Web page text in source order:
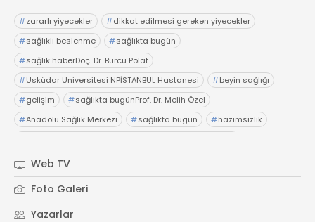
#zararlı yiyecekler #dikkat edilmesi gereken yiyecekler
#sağlıklı beslenme #sağlıkta bugün
#sağlık haberDoç. Dr. Burcu Polat
#Üsküdar Üniversitesi NPİSTANBUL Hastanesi #beyin sağlığı
#gelişim #sağlıkta bugünProf. Dr. Melih Özel
#Anadolu Sağlık Merkezi #sağlıkta bugün #hazımsızlık
# Dr. İsmail Çalıkoğlu
#sağlıkta bugünElensilia Arbutin Serum #K-Land
Web TV
Foto Galeri
Yazarlar